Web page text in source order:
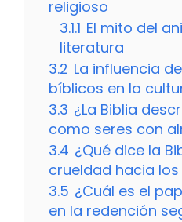
religioso
3.1.1 El mito del
literatura
3.2 La influencia
bíblicos en la
3.3 ¿La Biblia
como seres con
3.4 ¿Qué dice la
crueldad hacia
3.5 ¿Cuál es el
en la redención